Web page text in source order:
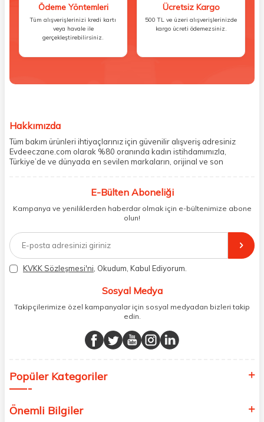
Ödeme Yöntemleri
Tüm alışverişlerinizi kredi kartı
veya havale ile
gerçekleştirebilirsiniz.
Ücretsiz Kargo
500 TL ve üzeri alışverişlerinizde
kargo ücreti ödemezsiniz.
Hakkımızda
Tüm bakım ürünleri ihtiyaçlarınız için güvenilir alışveriş adresiniz
Evdeeczane.com olarak %80 oranında kadın istihdamımızla,
Türkiye’de ve dünyada en sevilen markaların, orijinal ve son
paketliyoruz. Herhangi bir durumdan dolayı olumsuz olarak geri
müşteri temsilcilerimiz aracılığı ile gerekli tüm desteği sağlıyoruz.
2017 yılından bugüne, yüzlerce marka ve binlerce ürün seçeneğini
doğrudan markalardan ya da markaların yetkili Türkiye
distribütörlerinden faturalı olarak tedarik ediyor ve müşterilerimize
aynı şekilde faturalı ve orijinal ambalajlarda gönderim sağlıyoruz.
Paketleme sürecinde geri dönüştürülebilir malzemeler kullanarak
atık oranımızı en aza indiriyor ve daha yaşanabilir bir dünya
E-Bülten Aboneliği
Kampanya ve yeniliklerden haberdar olmak için e-bültenimize abone
olun!
KVKK Sözleşmesi'ni , Okudum, Kabul Ediyorum.
Sosyal Medya
Takipçilerimize özel kampanyalar için sosyal medyadan bizleri takip
edin.
Popüler Kategoriler
Önemli Bilgiler